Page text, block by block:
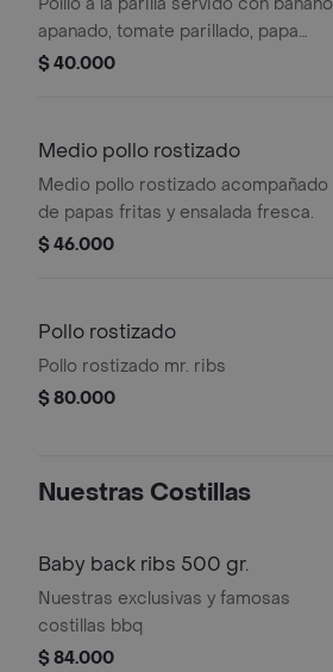
apanado, tomate parillado, papa
francesa.
$ 40.000
Medio pollo rostizado
Medio pollo rostizado acompañado
de papas fritas y ensalada fresca.
$ 46.000
Pollo rostizado
Pollo rostizado mr. ribs
$ 80.000
Nuestras Costillas
Baby back ribs 500 gr.
Nuestras exclusivas y famosas
costillas bbq
$ 84.000